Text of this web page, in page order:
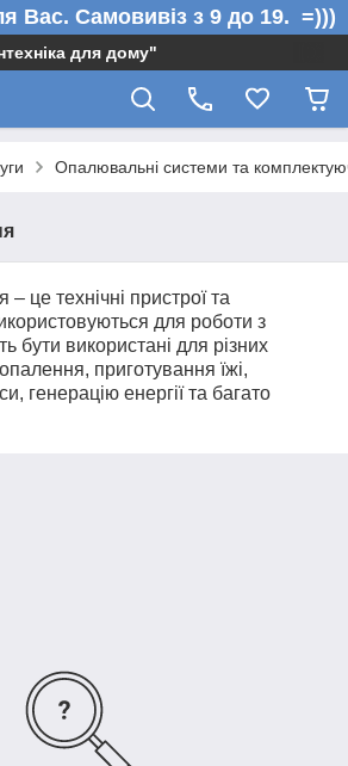
Вас. Самовивіз з 9 до 19. =)))
для дому"
Опалювальні системи та
це технічні пристрої та
для роботи з
бути використані для різних
приготування їжі,
генерацію енергії та багато